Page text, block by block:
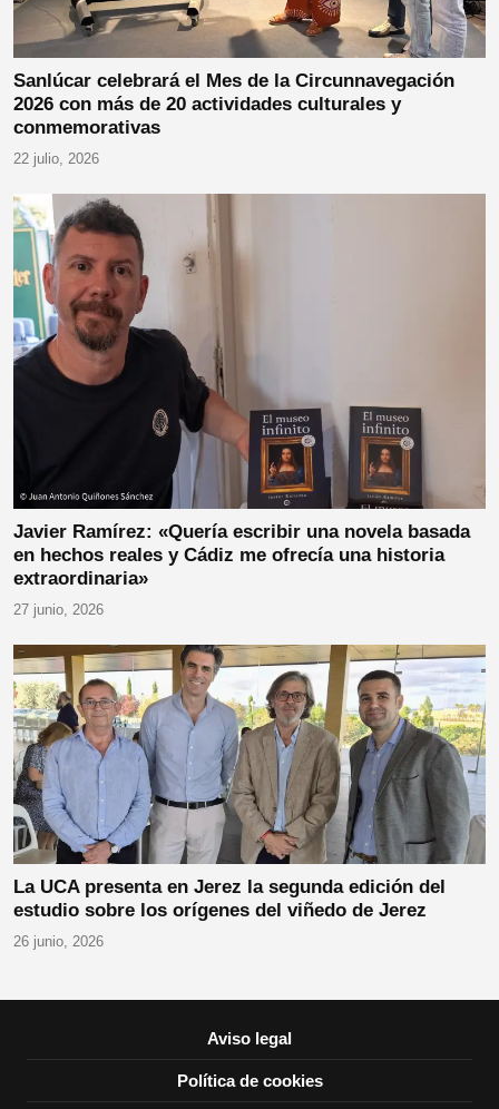
Sanlúcar celebrará el Mes de la Circunnavegación
2026 con más de 20 actividades culturales y
conmemorativas
22 julio, 2026
Javier Ramírez: «Quería escribir una novela basada
en hechos reales y Cádiz me ofrecía una historia
extraordinaria»
27 junio, 2026
La UCA presenta en Jerez la segunda edición del
estudio sobre los orígenes del viñedo de Jerez
26 junio, 2026
Aviso legal
Política de cookies